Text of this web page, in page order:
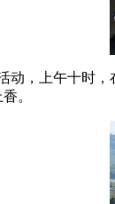
动，上午十时
。